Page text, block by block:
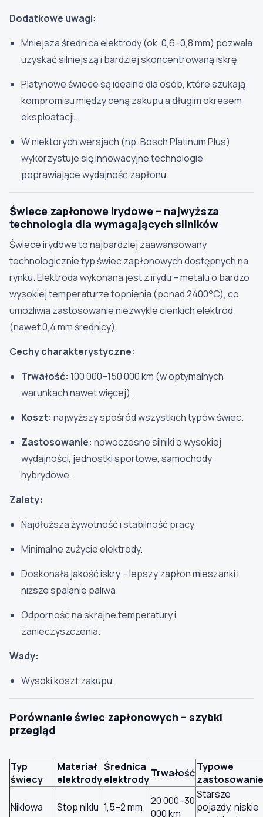
Dodatkowe uwagi:
Mniejsza średnica elektrody (ok. 0,6–0,8 mm) pozwala
uzyskać silniejszą i bardziej skoncentrowaną iskrę.
Platynowe świece są idealne dla osób, które szukają
kompromisu między ceną zakupu a długim okresem
eksploatacji.
W niektórych wersjach (np. Bosch Platinum Plus)
wykorzystuje się innowacyjne technologie
poprawiające wydajność zapłonu.
Świece zapłonowe irydowe – najwyższa
technologia dla wymagających silników
Świece irydowe to najbardziej zaawansowany
technologicznie typ świec zapłonowych dostępnych na
rynku. Elektroda wykonana jest z irydu – metalu o bardzo
wysokiej temperaturze topnienia (ponad 2400°C), co
umożliwia zastosowanie niezwykle cienkich elektrod
(nawet 0,4 mm średnicy).
Cechy charakterystyczne:
Trwałość: 100 000–150 000 km (w optymalnych
warunkach nawet więcej).
Koszt: najwyższy spośród wszystkich typów świec.
Zastosowanie: nowoczesne silniki o wysokiej
wydajności, jednostki sportowe, samochody
hybrydowe.
Zalety:
Najdłuższa żywotność i stabilność pracy.
Minimalne zużycie elektrody.
Doskonała jakość iskry – lepszy zapłon mieszanki i
niższe spalanie paliwa.
Odporność na skrajne temperatury i
zanieczyszczenia.
Wady:
Wysoki koszt zakupu.
Porównanie świec zapłonowych – szybki
przegląd
Typ
świecy
Materiał
elektrody
Średnica
elektrodyTrwałośćTypowe
zastosowanie
Niklowa Stop niklu 1,5–2 mm
20 000–30
000 km
Starsze
pojazdy, niskie